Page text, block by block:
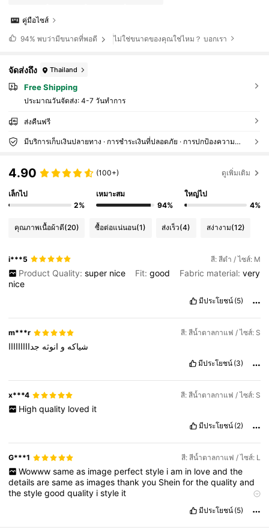
คู่มือไซส์
94% พบว่ามีขนาดที่พอดี ไม่ใช่ขนาดของคุณใช่ไหม？ บอกเรา
จัดส่งถึง Thailand
Free Shipping
ประมาณวันจัดส่ง: 4-7 วันทำการ
ส่งคืนฟรี
มีบริการเก็บเงินปลายทาง · การชำระเงินที่ปลอดภัย · การปกป้องความเป็นส่วนตัว
4.90 (100+) ดูเพิ่มเติม
เล็กไป
2%
เหมาะสม
94%
ใหญ่ไป
4%
คุณภาพเนื้อผ้าดี(20) ซื้อต่อแน่นอน(1) ส่งเร็ว(4) สง่างาม(12)
i***5 สี: สีดำ / ไซส์: M
Product Quality: super nice Fit: good Fabric material: very
nice
มีประโยชน์ (5)
m***r สี: สีน้ำตาลกาแฟ / ไซส์: S
شياكه و انوثه جدااااااااا
มีประโยชน์ (3)
x***4 สี: สีน้ำตาลกาแฟ / ไซส์: S
High quality loved it
มีประโยชน์ (2)
G***1 สี: สีน้ำตาลกาแฟ / ไซส์: L
Wowww same as image perfect style i am in love and the
detailsaresameas imagesthankyou Sheinforthequalityand
thestylegoodquality istyle it
true
Smell
Fit: fit well
มีประโยชน์ (5)